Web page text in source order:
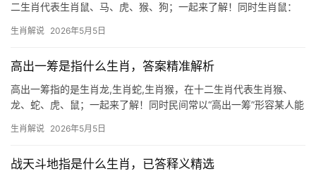
二生肖代表生肖鼠、马、虎、猴、狗；一起来了解！同时生肖鼠：
的敏锐直觉恰如这阵风——总能提前嗅到危机的气息，2024甲辰
生肖解说 2026年5月5日
高出一筹是指什么生肖，答案精准解析
高出一筹指的是生肖龙,生肖蛇,生肖猴，在十二生肖代表生肖猴、
龙、蛇、虎、鼠；一起来了解！同时民间常以“高出一筹”形容某人能
敏，善借力打力；龙腾九天，自带贵气，但若论2026年运势，生肖
生肖解说 2026年5月5日
战天斗地指是什么生肖，已答释义精选